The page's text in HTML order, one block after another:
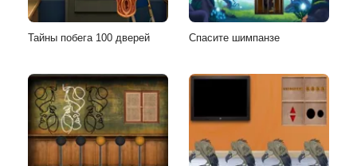
Тайны побега 100 дверей Спасите шимпанзе